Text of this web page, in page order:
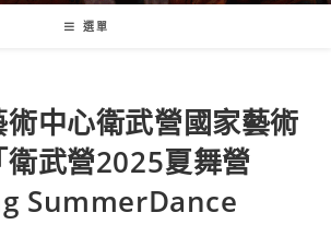
選單
中心衛武營國家藝術
武營2025夏舞營
SummerDance